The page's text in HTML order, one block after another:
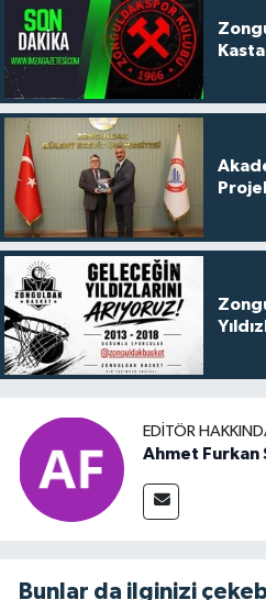
EDITÖR
Ahmet Furkan
Bunlar da ilginizi